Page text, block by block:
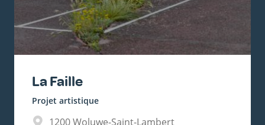
La Faille
Projet artistique
1200Woluwe-Saint-Lambert